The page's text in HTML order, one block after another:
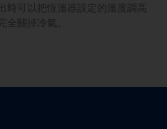
時可以把恆溫器設定的溫度調高
全關掉冷氣。